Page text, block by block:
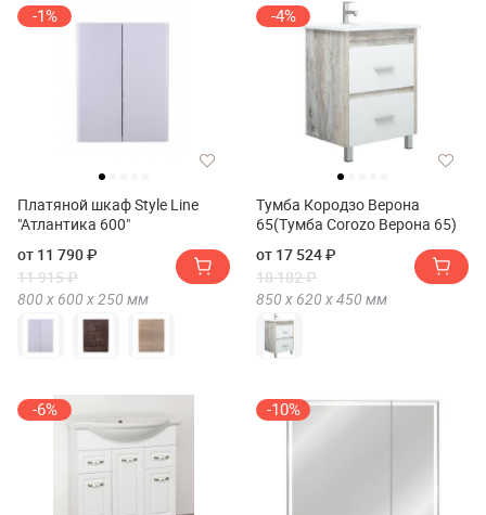
-1%
Платяной шкаф Style Line
"Атлантика 600"
от 11 790 ₽
11 915 ₽
800 х 600 х250 мм
-4%
Тумба Кородзо Верона
65(Тумба Corozo Верона 65)
от 17 524 ₽
18 182 ₽
850 х 620 х450 мм
-6% -10%